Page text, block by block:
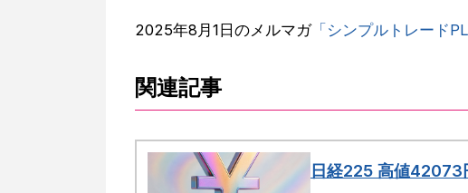
2025年8月1日のメルマガ「シンプルトレード
関連記事
日経225 高値42073